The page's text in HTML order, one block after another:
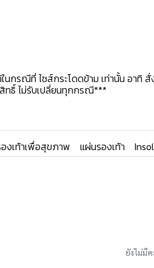
นกรณีที่ ไซส์กระโดดข้าม เท่านั้น อาทิ
ทธิ์ ไม่รับเปลี่ยนทุกกรณี***
งเท้าเพื่อสุขภาพ แผ่นรองเท้า
ยังไม่มี